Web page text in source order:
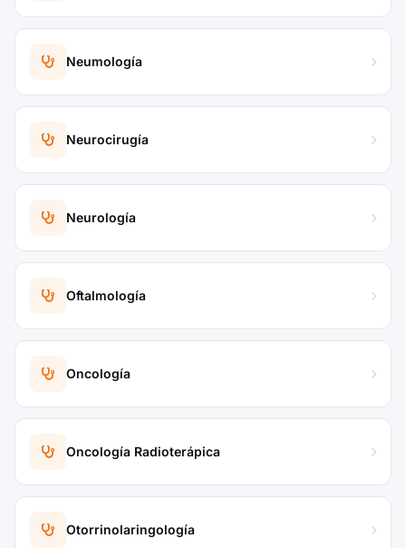
Neumología
Neurocirugía
Neurología
Oftalmología
Oncología
Oncología Radioterápica
Otorrinolaringología